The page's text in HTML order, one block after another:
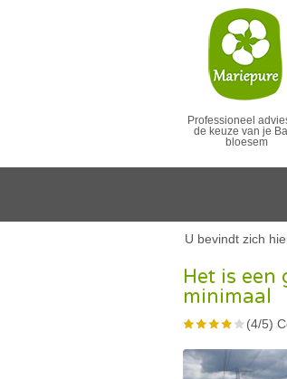
Professioneel
de keuze van je
bloesem
U bevindt zich
Het is een
minimaal
(4/5)